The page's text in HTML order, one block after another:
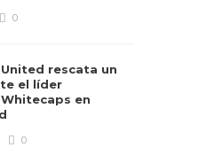
0
rescata un
el líder
en
0